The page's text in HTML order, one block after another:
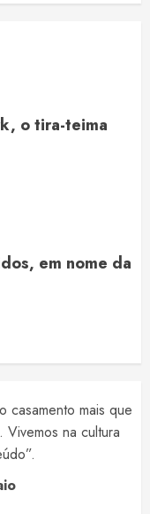
o tira-teima
em nome da
casamento mais que
na cultura